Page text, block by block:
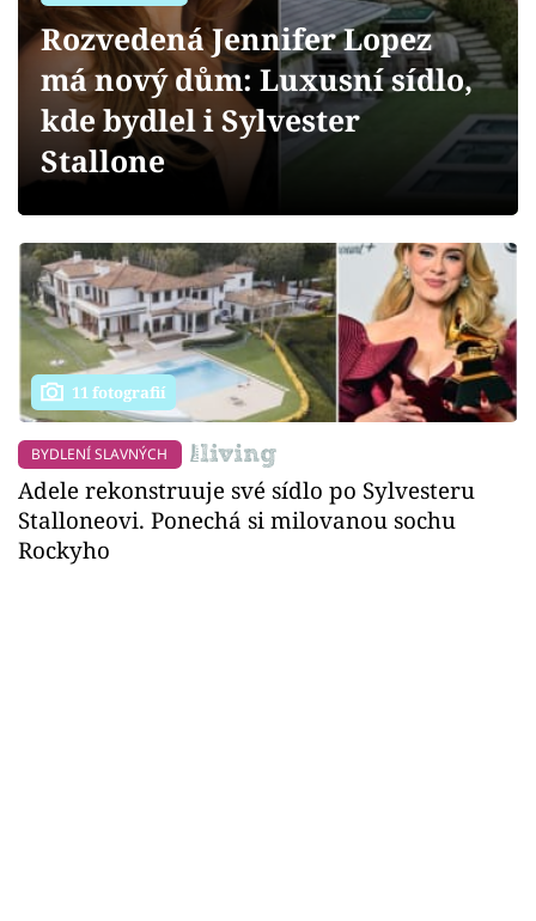
Přihlášení
Sledujte nás
Rozvedená Jennifer Lopez
má nový dům: Luxusní sídlo,
kde bydlel i Sylvester
Stallone
11 fotografií
BYDLENÍ SLAVNÝCH
Adele rekonstruuje své sídlo po Sylvesteru
Stalloneovi. Ponechá si milovanou sochu
Rockyho